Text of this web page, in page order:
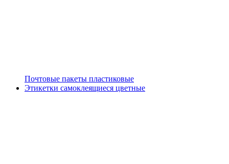
Почтовые пакеты пластиковые
Этикетки самоклеящиеся цветные